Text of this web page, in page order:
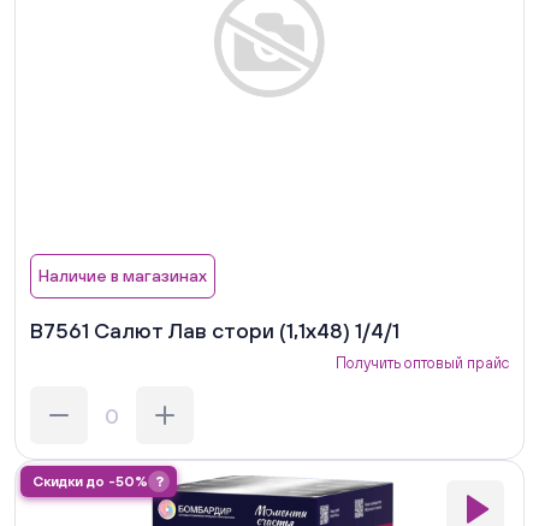
Наличие в магазинах
В7561 Салют Лав стори (1,1х48) 1/4/1
Получить оптовый прайс
Скидки до -50% ?